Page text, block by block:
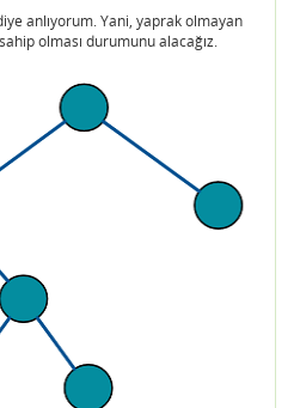
anlıyorum. Yani, yaprak olmayan
olması durumunu alacağız.